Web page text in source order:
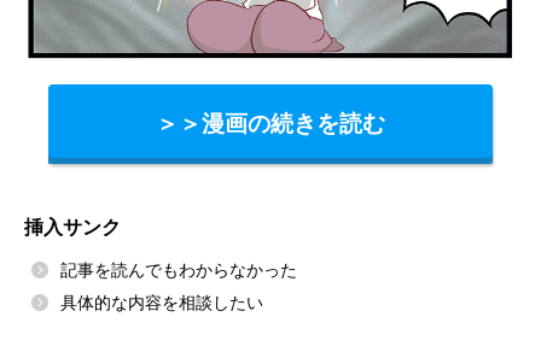
＞＞漫画の続きを読む
挿入サンク
記事を読んでもわからなかった
具体的な内容を相談したい